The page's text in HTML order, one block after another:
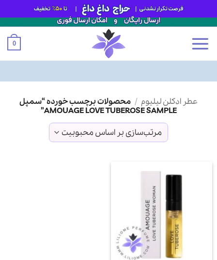
0
عطر ادکلن لیلیوم / محصولات برچسب خورده “سمپل
AMOUAGE LOVE TUBEROSE SAMPLE”